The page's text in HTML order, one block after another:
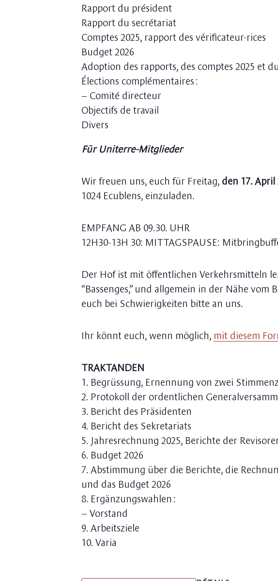
Rapport du président
Rapport du secrétariat
Comptes 2025, rapport des vérificateur·rices
Budget 2026
Adoption des rapports, des comptes 2025 et
Élections complémentaires :
– Comité directeur
Objectifs de travail
Divers
Für Uniterre-Mitglieder
Wir freuen uns, euch für Freitag, den 17. April
1024 Ecublens, einzuladen.
EMPFANG AB 09.30. UHR
12H30-13H 30: MITTAGSPAUSE:
Der Hof ist mit öffentlichen Verkehrsmitteln
“Bassenges,” und allgemein in der Nähe
euch bei Schwierigkeiten bitte an uns.
Ihr könnt euch, wenn möglich, mit diesem
TRAKTANDEN
1. Begrüssung, Ernennung von zwei
2. Protokoll der ordentlichen
3. Bericht des Präsidenten
4. Bericht des Sekretariats
5. Jahresrechnung 2025, Berichte der
6. Budget 2026
7. Abstimmung über die Berichte, die
und das Budget 2026
8. Ergänzungswahlen :
– Vorstand
9. Arbeitsziele
10. Varia